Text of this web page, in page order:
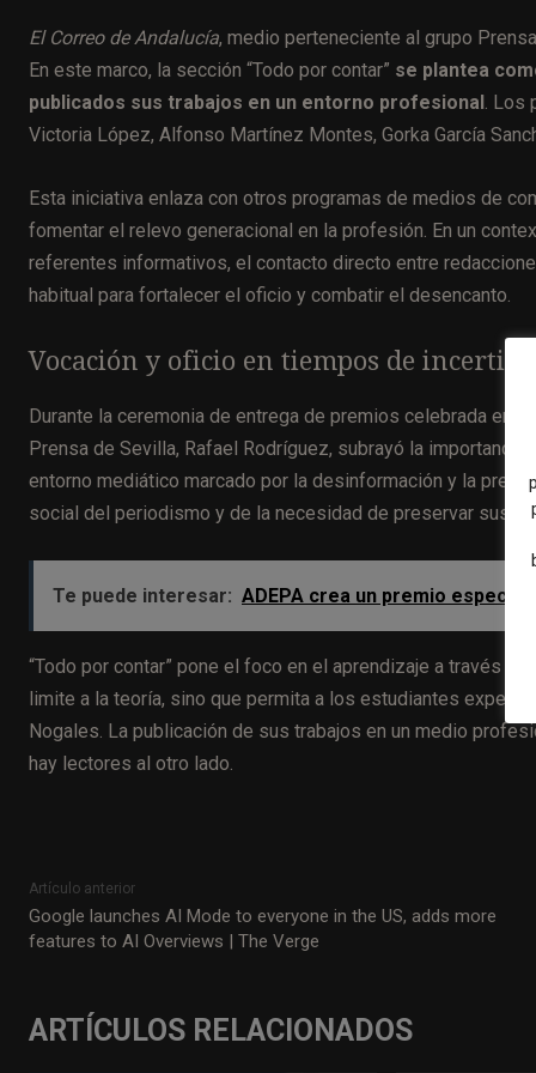
El Correo de Andalucía, medio perteneciente al grupo
En este marco, la sección “Todo por contar” se plantea
publicados sus trabajos en un entorno profesional. Los
Victoria López, Alfonso Martínez Montes, Gorka García
Esta iniciativa enlaza con otros programas de medios de
fomentar el relevo generacional en la profesión. En un
referentes informativos, el contacto directo entre
habitual para fortalecer el oficio y combatir el desencanto.
Vocación y oficio en tiempos de
Durante la ceremonia de entrega de premios celebrada en
Prensa de Sevilla, Rafael Rodríguez, subrayó la
entorno mediático marcado por la desinformación y la
social del periodismo y de la necesidad de preservar sus
Te puede interesar: ADEPA crea un premio
“Todo por contar” pone el foco en el aprendizaje a través
limite a la teoría, sino que permita a los estudiantes
Nogales. La publicación de sus trabajos en un medio
hay lectores al otro lado.
Artículo anterior
Google launches AI Mode to everyone in the US, adds more
features to AI Overviews | The Verge
ARTÍCULOS RELACIONADOS